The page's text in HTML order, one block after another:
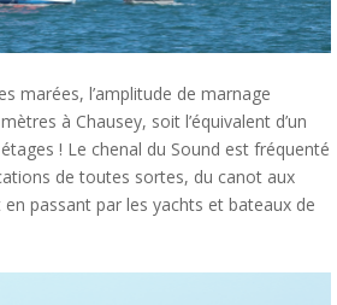
marées, l’amplitude de marnage
à Chausey, soit l’équivalent d’un
! Le chenal du Sound est fréquenté
de toutes sortes, du canot aux
passant par les yachts et bateaux de